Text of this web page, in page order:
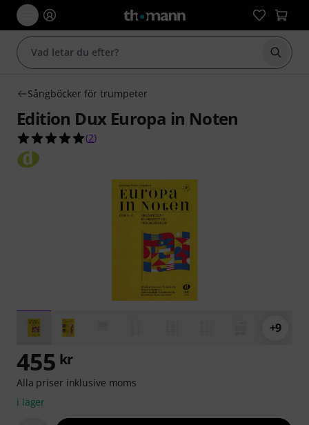
Börja
Sångböcker för trumpeter
Edition Dux Europa in Noten
5.0 av 5 stjärnor från 2 kundbetyg
(2)
+9
455 kr
Alla priser inklusive moms
i lager